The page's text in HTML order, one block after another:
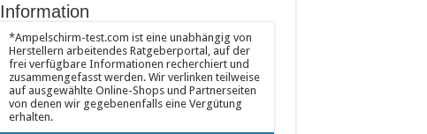
Information
*Ampelschirm-test.com ist eine unabhängig von
Herstellern arbeitendes Ratgeberportal, auf der
frei verfügbare Informationen recherchiert und
zusammengefasst werden. Wir verlinken teilweise
auf ausgewählte Online-Shops und Partnerseiten
von denen wir gegebenenfalls eine Vergütung
erhalten.